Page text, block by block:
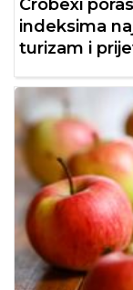
Crobexi
indeksima
turizam i